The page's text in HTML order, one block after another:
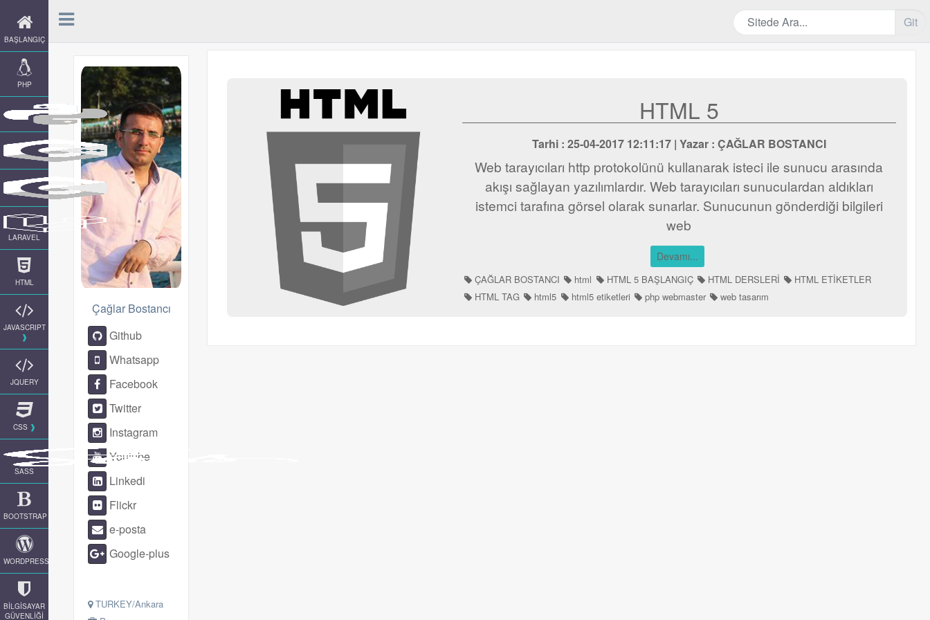
BAŞLANGIÇ
PHP
LARAVEL
HTML
JAVASCRIPT
JQUERY
CSS
SASS
BOOTSTRAP
WORDPRESS
BİLGİSAYAR
GÜVENLİĞİ
Git
Çağlar Bostancı
Github
Whatsapp
Facebook
Twitter
Instagram
Youtube
Linkedi
Flickr
e-posta
Google-plus
TURKEY/Ankara
HTML 5
Tarhi : 25-04-2017 12:11:17 | Yazar : ÇAĞLAR BOSTANCI
Web tarayıcıları http protokolünü kullanarak isteci ile sunucu arasında
akışı sağlayan yazılımlardır. Web tarayıcıları sunuculardan aldıkları
istemci tarafına görsel olarak sunarlar. Sunucunun gönderdiği bilgileri
web
Devamı...
ÇAĞLAR BOSTANCI html HTML 5 BAŞLANGIÇ HTML DERSLERİ
HTML ETİKETLER
HTML TAG
html5 html5 etiketleri php webmaster web tasarım